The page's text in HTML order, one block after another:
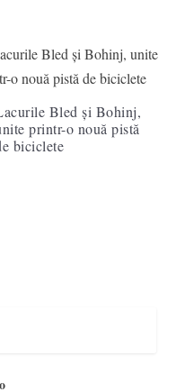
Bled și Bohinj,
printr-o nouă pistă
biciclete